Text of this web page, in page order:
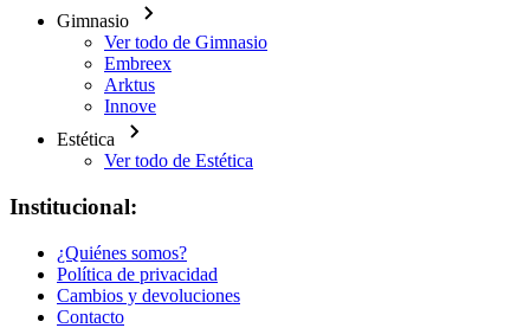
Gimnasio
Ver todo de Gimnasio
Embreex
Arktus
Innove
Estética
Ver todo de Estética
Institucional:
¿Quiénes somos?
Política de privacidad
Cambios y devoluciones
Contacto